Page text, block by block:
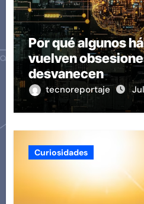
Por qué algunos
vuelven
desvanecen
tecnoreportaje
Curiosidades